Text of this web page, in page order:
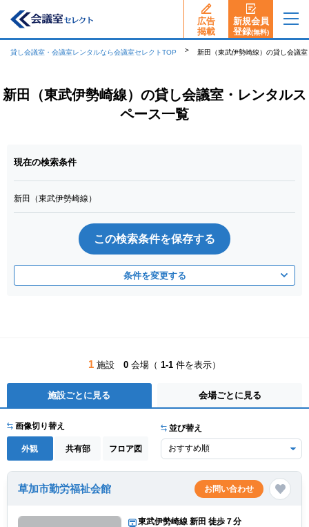
広告
揭載
新規会員
登録(無料)
貸し会議室・会議室レンタルなら会議室セレクトTOP 新田（東武伊勢崎線）の貸し会議
新田（東武伊勢崎線）の貸し会議室・レンタルス
ペース一覧
現在の検索条件
新田（東武伊勢崎線）
この検索条件を保存する
条件を変更する
1 施設 0 会場（ 1-1 件を表示）
施設ごとに見る 会場ごとに見る
画像切り替え
外観 共有部 フロア図
並び替え
草加市勤労福祉会館 お問い合わせ
東武伊勢崎線 新田 徒歩７分